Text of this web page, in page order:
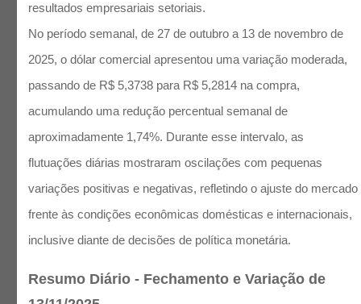
resultados empresariais setoriais.
No período semanal, de 27 de outubro a 13 de novembro de
2025, o dólar comercial apresentou uma variação moderada,
passando de R$ 5,3738 para R$ 5,2814 na compra,
acumulando uma redução percentual semanal de
aproximadamente 1,74%. Durante esse intervalo, as
flutuações diárias mostraram oscilações com pequenas
variações positivas e negativas, refletindo o ajuste do mercado
frente às condições econômicas domésticas e internacionais,
inclusive diante de decisões de política monetária.
Resumo Diário - Fechamento e Variação de